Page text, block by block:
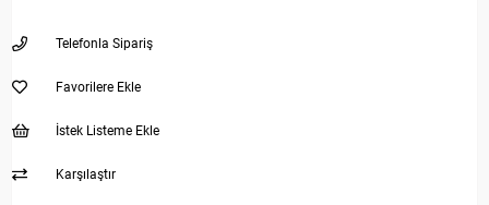
Telefonla Sipariş
Favorilere Ekle
İstek Listeme Ekle
Karşılaştır